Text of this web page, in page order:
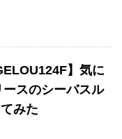
】気に
スのシーバスル
みた